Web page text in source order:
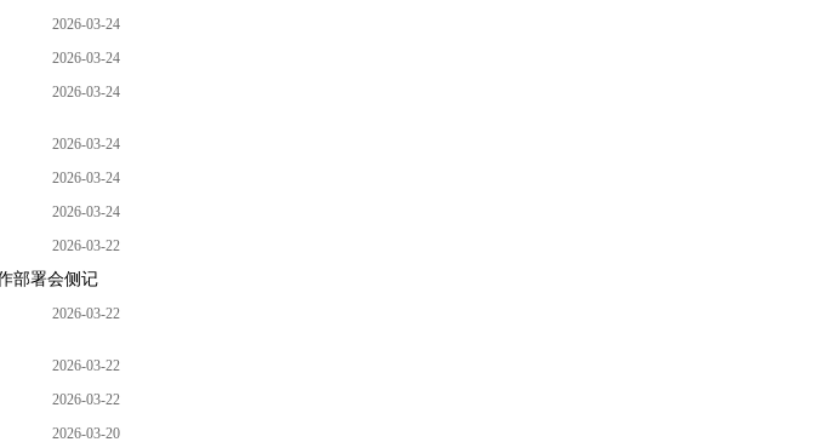
2026-03-24
2026-03-24
2026-03-24
2026-03-24
2026-03-24
2026-03-24
2026-03-22
部署会侧记
2026-03-22
2026-03-22
2026-03-22
2026-03-20